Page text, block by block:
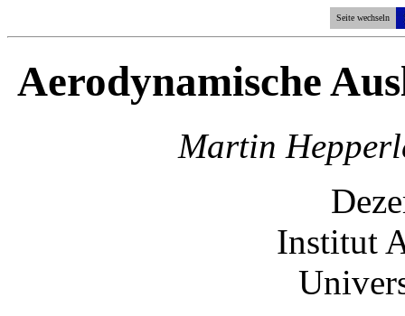
Seite wechseln
Aerodynamische
Martin
Institut